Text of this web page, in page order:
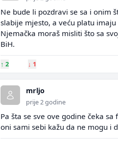
Ne bude li pozdravi se sa i onim
slabije mjesto, a veću platu
Njemačka moraš misliti što sa
BiH.
↑ 2 ↓ 1
mrljo
prije 2 godine
Pa šta se sve ove godine čeka
oni sami sebi kažu da ne mogu i